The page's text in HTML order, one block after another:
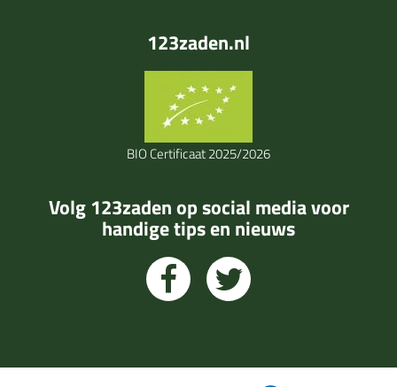
123zaden.nl
BIO Certificaat 2025/2026
Volg 123zaden op social media voor
handige tips en nieuws